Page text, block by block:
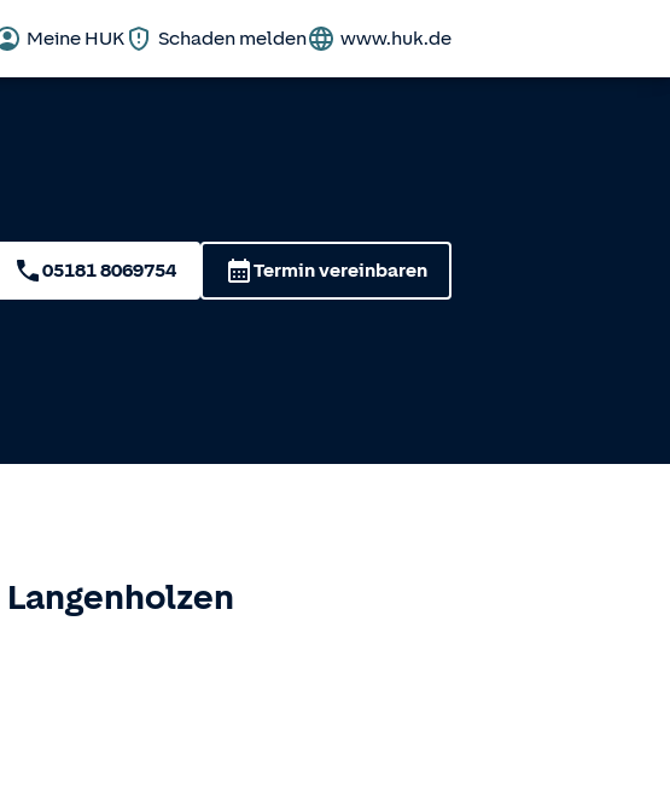
Meine HUK Schaden melden www.huk.de
05181 8069754 Termin vereinbaren
Langenholzen